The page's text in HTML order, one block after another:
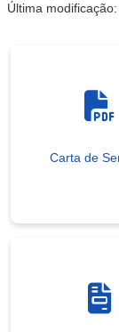
Última modificação:
Carta de